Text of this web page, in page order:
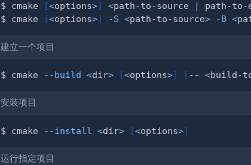
$ cmake [<options>] <path-to-source | path-
$ cmake
[<options>] -S <path-to-source> -B <
建立一个项目
$ cmake --build <dir> [<options>] [ -- <build-
安装项目
$ cmake --install <dir> [<options>]
运行指定项目